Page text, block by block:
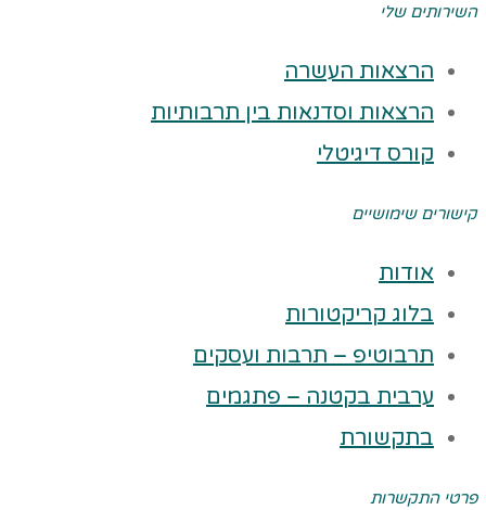
השירותים שלי
הרצאות העשרה
הרצאות וסדנאות בין תרבותיות
קורס דיגיטלי
קישורים שימושיים
אודות
בלוג קריקטורות
תרבוטיפ – תרבות ועסקים
ערבית בקטנה – פתגמים
בתקשורת
פרטי התקשרות